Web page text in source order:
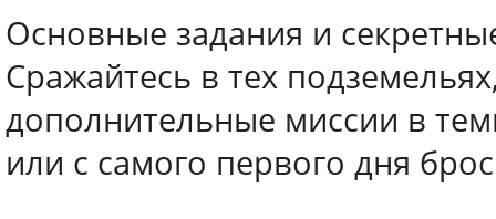
Основные задания и
Сражайтесь в тех
дополнительные миссии в
или с самого первого дня